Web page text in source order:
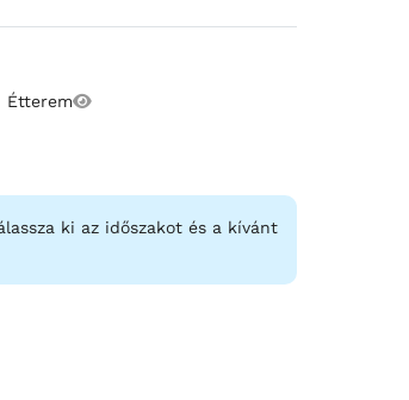
Étterem
ki az időszakot és a kívánt